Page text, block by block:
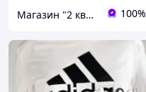
Магазин "2 квартал" 100%